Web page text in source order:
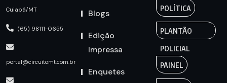
Cuiabá/MT
(65) 98111-0655
portal@circuitomt.com.br
Blogs
Edição
Impressa
Enquetes
POLÍTICA
PLANTÃO
POLICIAL
PAINEL